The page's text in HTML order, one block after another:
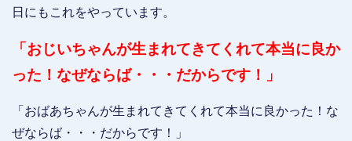
日にもこれをやっています。
「おじいちゃんが生まれてきてくれて本当に良か
った！なぜならば・・・だからです！」
「おばあちゃんが生まれてきてくれて本当に良かった！な
ぜならば・・・だからです！」